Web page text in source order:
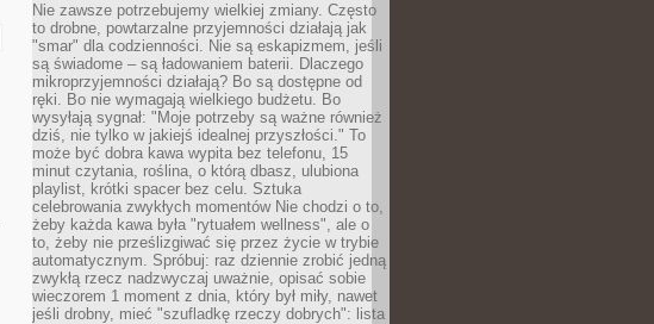
Nie zawsze potrzebujemy wielkiej zmiany. Często
to drobne, powtarzalne przyjemności działają jak
"smar" dla codzienności. Nie są eskapizmem, jeśli
są świadome – są ładowaniem baterii. Dlaczego
mikroprzyjemności działają? Bo są dostępne od
ręki. Bo nie wymagają wielkiego budżetu. Bo
wysyłają sygnał: "Moje potrzeby są ważne również
dziś, nie tylko w jakiejś idealnej przyszłości." To
może być dobra kawa wypita bez telefonu, 15
minut czytania, roślina, o którą dbasz, ulubiona
playlist, krótki spacer bez celu. Sztuka
celebrowania zwykłych momentów Nie chodzi o to,
żeby każda kawa była "rytuałem wellness", ale o
to, żeby nie prześlizgiwać się przez życie w trybie
automatycznym. Spróbuj: raz dziennie zrobić jedną
zwykłą rzecz nadzwyczaj uważnie, opisać sobie
wieczorem 1 moment z dnia, który był miły, nawet
jeśli drobny, mieć "szufladkę rzeczy dobrych": lista